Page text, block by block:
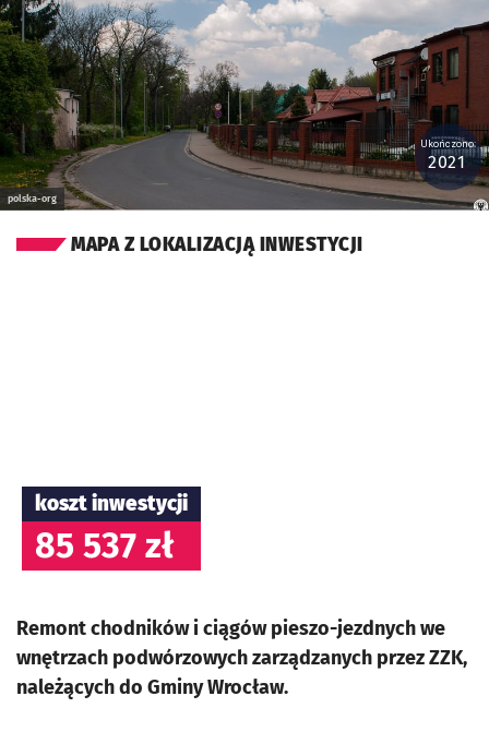
polska-org
Ukończono:
2021
MAPA Z LOKALIZACJĄ INWESTYCJI
koszt inwestycji
85 537 zł
Remont chodników i ciągów pieszo-jezdnych we
wnętrzach podwórzowych zarządzanych przez ZZK,
należących do Gminy Wrocław.